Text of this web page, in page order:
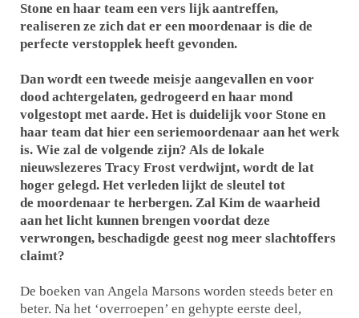
Stone en haar team een vers lijk aantreffen,
realiseren ze zich dat er een moordenaar is die de
perfecte verstopplek heeft gevonden.
Dan wordt een tweede meisje aangevallen en voor
dood achtergelaten, gedrogeerd en haar mond
volgestopt met aarde. Het is duidelijk voor Stone en
haar team dat hier een seriemoordenaar aan het werk
is. Wie zal de volgende zijn? Als de lokale
nieuwslezeres Tracy Frost verdwijnt, wordt de lat
hoger gelegd. Het verleden lijkt de sleutel tot
de moordenaar te herbergen. Zal Kim de waarheid
aan het licht kunnen brengen voordat deze
verwrongen, beschadigde geest nog meer slachtoffers
claimt?
De boeken van Angela Marsons worden steeds beter en
beter. Na het ‘overroepen’ en gehypte eerste deel,